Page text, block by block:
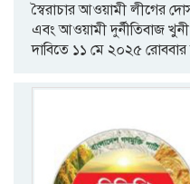
স্বৈরাচার আওয়ামী লীগের
এবং আওয়ামী দুর্নীতিবাজ খুনী
দাবিতে ১১ মে ২০২৫